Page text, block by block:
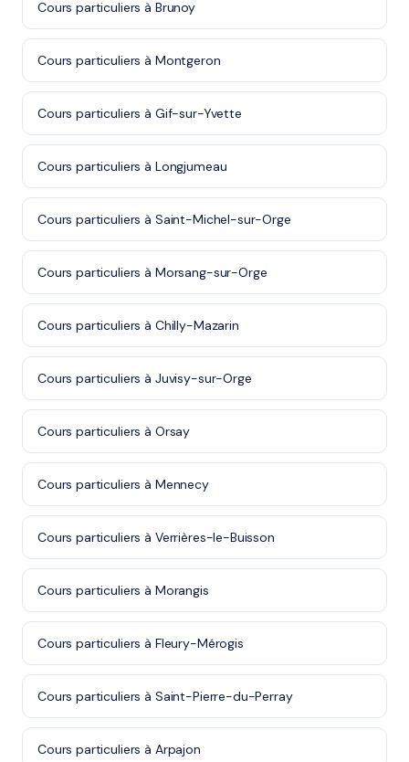
Cours particuliers à Brunoy
Cours particuliers à Montgeron
Cours particuliers à Gif-sur-Yvette
Cours particuliers à Longjumeau
Cours particuliers à Saint-Michel-sur-Orge
Cours particuliers à Morsang-sur-Orge
Cours particuliers à Chilly-Mazarin
Cours particuliers à Juvisy-sur-Orge
Cours particuliers à Orsay
Cours particuliers à Mennecy
Cours particuliers à Verrières-le-Buisson
Cours particuliers à Morangis
Cours particuliers à Fleury-Mérogis
Cours particuliers à Saint-Pierre-du-Perray
Cours particuliers à Arpajon